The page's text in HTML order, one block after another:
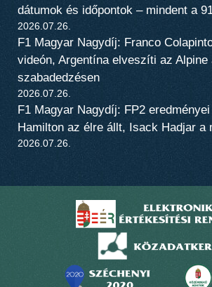
dátumok és időpontok – mindent a
2026.07.26.
F1 Magyar Nagydíj: Franco
videón, Argentína elveszíti az Alpine
szabadedzésen
2026.07.26.
F1 Magyar Nagydíj: FP2
Hamilton az élre állt, Isack Hadjar a
2026.07.26.